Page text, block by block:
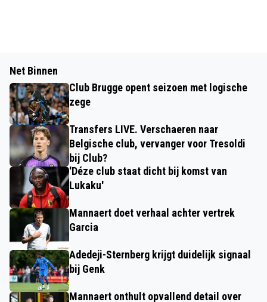
Net Binnen
Club Brugge opent seizoen met logische
zege
Transfers LIVE. Verschaeren naar
Belgische club, vervanger voor Tresoldi
bij Club?
'Déze club staat dicht bij komst van
Lukaku'
Mannaert doet verhaal achter vertrek
Garcia
Adedeji-Sternberg krijgt duidelijk signaal
bij Genk
Mannaert onthult opvallend detail over